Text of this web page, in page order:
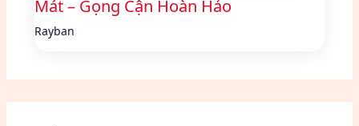
Mát – Gọng Cận Hoàn Hảo
Rayban